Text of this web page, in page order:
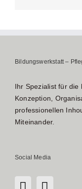
Bildungswerkstatt –
Ihr Spezialist für die
Konzeption,
professionellen
Miteinander.
Social Media